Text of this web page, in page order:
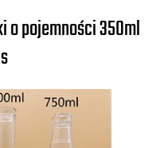
o pojemności 350ml